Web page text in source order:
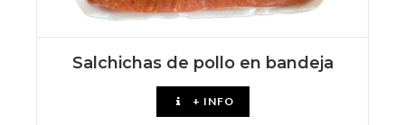
Salchichas de pollo en bandeja
+ INFO